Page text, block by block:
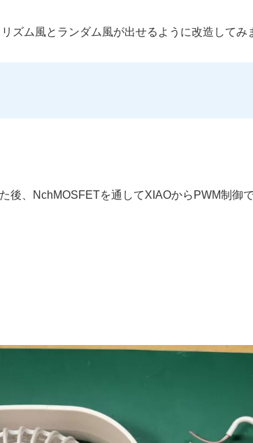
ズム風とランダム風が出せるように改造してみ
後、NchMOSFETを通してXIAOからPWM制御